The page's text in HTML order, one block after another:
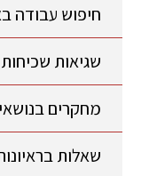
חיפוש עבודה
שגיאות
מחקרים
שאלות